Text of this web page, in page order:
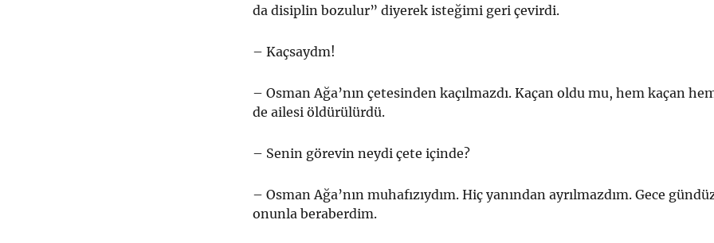
da disiplin bozulur” diyerek isteğimi geri çe­virdi.
– Kaçsaydm!
– Osman Ağa’nın çetesinden kaçılmazdı. Kaçan oldu mu, hem kaçan
de ailesi öldürülürdü.
– Senin görevin neydi çete içinde?
– Osman Ağa’nın muhafızıydım. Hiç yanından ayrılmaz­dım. Gece
onunla beraberdim.